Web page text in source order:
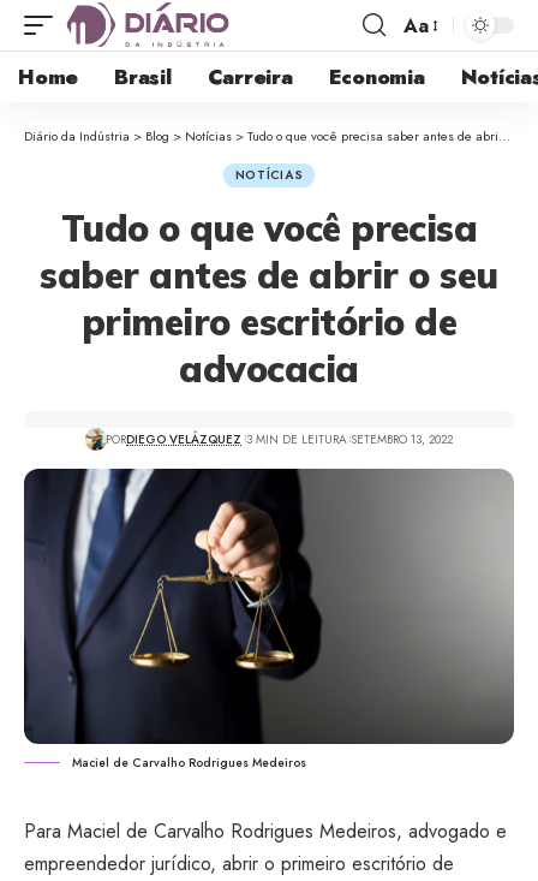
Aa
Home Brasil Carreira Economia
Diário da Indústria > Blog > Notícias >Tudo o que você precisa saber antes de abrir o seu primeiro escritório de advocacia
NOTÍCIAS
Tudo o que você precisa
saber antes de abrir o seu
primeiro escritório de
advocacia
PORDIEGO VELÁZQUEZ 3 MIN DE LEITURA SETEMBRO 13, 2022
Maciel de Carvalho Rodrigues Medeiros
Para Maciel de Carvalho Rodrigues Medeiros, advogado e
empreendedor jurídico, abrir o primeiro escritório de